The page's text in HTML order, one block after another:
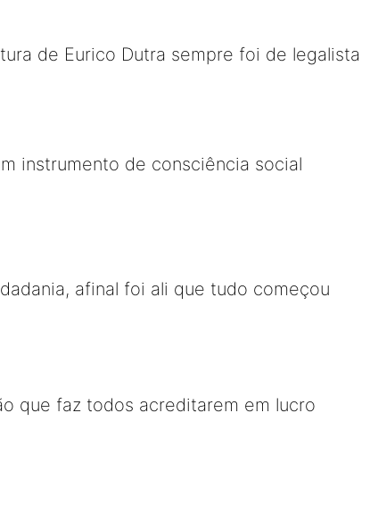
de Eurico Dutra sempre foi de legalista
instrumento de consciência social
afinal foi ali que tudo começou
que faz todos acreditarem em lucro